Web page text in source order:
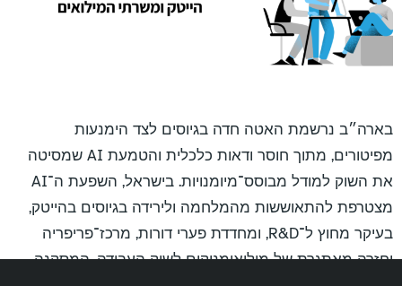
בארה״ב נרשמת האטה חדה בגיוסים לצד הימנעות
מפיטורים, מתוך חוסר ודאות כלכלית והטמעת AI שמסיטה
את השוק למודל מבוסס־מיומנויות. בישראל, השפעת ה־AI
מצטרפת להתאוששות מהמלחמה ולירידה בגיוסים בהייטק,
בעיקר מחוץ ל־R&D, ומחדדת פערי דורות, מרכז־פריפריה
וחזרה מאתגרת של מילואימניקים לשוק העבודה. המסקנה